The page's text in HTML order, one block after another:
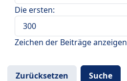
Die ersten:
Zeichen der Beiträge anzeigen